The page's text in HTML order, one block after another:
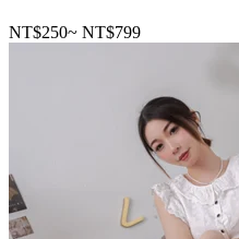
NT$250~ NT$799